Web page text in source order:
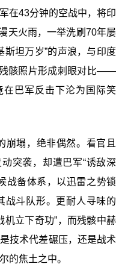
在43分钟的空战中，将印
天火雨，一举洗刷70年屡
斯坦万岁”的声浪，与印度
残骸照片形成刺眼对比——
在巴军反击下沦为国际笑
崩塌，绝非偶然。看官且
突袭，却遭巴军“诱敌深
战备体系，以迅雷之势锁
战斗队形。更耐人寻味的
机立下奇功”，而残骸中赫
技术代差碾压，还是战术
的焦土之中。